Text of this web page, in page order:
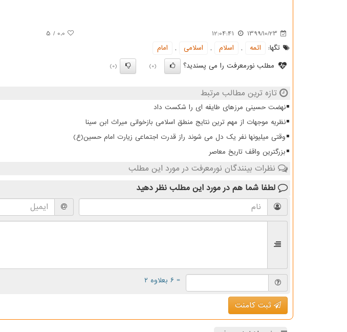
1399/10/23
12:04:41
0.0
/
5
تگها:
ائمه , اسلام , اسلامی ,
امام
مطلب نورمعرفت را می پسندید؟
(0)
(0)
تازه ترین مطالب مرتبط
نهضت حسینی مرزهای طایفه ای را شکست داد
نظریه موجهات از مهم ترین نتایج منطق اسلامی بازخوانی میراث ابن سینا
وقتی میلیونها نفر یک دل می شوند راز قدرت اجتماعی زیارت امام حسین(ع)
بزرگترین واقف تاریخ معاصر
نظرات بینندگان نورمعرفت در مورد این مطلب
لطفا شما هم در مورد این مطلب نظر دهید
= ۶ بعلاوه ۲
ثبت کامنت